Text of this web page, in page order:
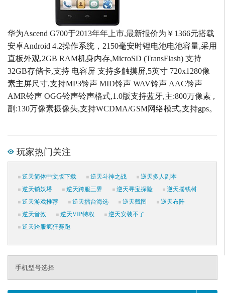
华为Ascend G700于2013年年上市,最新报价为￥1366元搭载
安卓Android 4.2操作系统，2150毫安时锂电池电池容量,采用
直板外观,2GB RAM机身内存,MicroSD (TransFlash) 支持
32GB存储卡,支持 电容屏 支持多触摸屏,5英寸 720x1280像
素主屏尺寸,支持MP3铃声 MID铃声 WAV铃声 AAC铃声
AMR铃声 OGG铃声铃声格式,1.0版支持蓝牙,主:800万像素 ,
副:130万像素摄像头,支持WCDMA/GSM网络模式,支持gps。
玩家热门关注
逆天简体中文版下载 逆天斗神之战
逆天多人副本
逆天锁妖塔
逆天跨服三界 逆天寻宝探险
逆天摇钱树
逆天游戏推荐
逆天擂台海选 逆天截图
逆天布阵
逆天音效
逆天VIP特权
逆天安装不了
逆天跨服疯狂赛跑
手机型号选择